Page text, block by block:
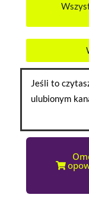
Jeśli to
ulubionym